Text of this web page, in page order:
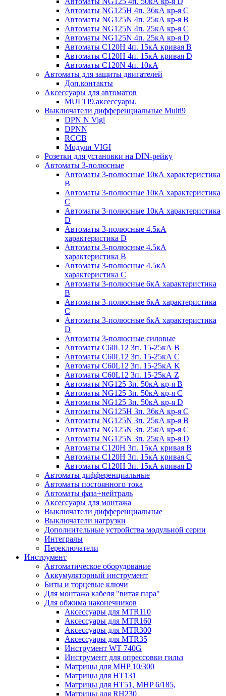
Автоматы NG125H 4п. 36кА кр-я C
Автоматы NG125N 4п. 25кА кр-я B
Автоматы NG125N 4п. 25кА кр-я C
Автоматы NG125N 4п. 25кА кр-я D
Автоматы С120H 4п. 15кА кривая B
Автоматы С120H 4п. 15кА кривая D
Автоматы С120N 4п. 10кА
Автоматы для защиты двигателей
Доп.контакты
Аксессуары для автоматов
MULTI9.аксессуары.
Выключатели дифференциальные Multi9
DPN N Vigi
DPNN
RCCB
Модули VIGI
Розетки для установки на DIN-рейку
Автоматы 3-полюсные
Автоматы 3-полюсные 10кА характеристика
B
Автоматы 3-полюсные 10кА характеристика
C
Автоматы 3-полюсные 10кА характеристика
D
Автоматы 3-полюсные 4.5кА
характеристика D
Автоматы 3-полюсные 4.5кА
характеристика В
Автоматы 3-полюсные 4.5кА
характеристика С
Автоматы 3-полюсные 6кА характеристика
B
Автоматы 3-полюсные 6кА характеристика
C
Автоматы 3-полюсные 6кА характеристика
D
Автоматы 3-полюсные силовые
Автоматы C60L12 3п. 15-25кА B
Автоматы C60L12 3п. 15-25кА C
Автоматы C60L12 3п. 15-25кА K
Автоматы C60L12 3п. 15-25кА Z
Автоматы NG125 3п. 50кА кр-я B
Автоматы NG125 3п. 50кА кр-я C
Автоматы NG125 3п. 50кА кр-я D
Автоматы NG125H 3п. 36кА кр-я C
Автоматы NG125N 3п. 25кА кр-я B
Автоматы NG125N 3п. 25кА кр-я C
Автоматы NG125N 3п. 25кА кр-я D
Автоматы С120Н 3п. 15кА кривая B
Автоматы С120Н 3п. 15кА кривая C
Автоматы С120Н 3п. 15кА кривая D
Автоматы дифференциальные
Автоматы постоянного тока
Автоматы фаза+нейтраль
Аксессуары для монтажа
Выключатели дифференциальные
Выключатели нагрузки
Дополнительные устройства модульной серии
Интегралы
Переключатели
Инструмент
Автоматическое оборудование
Аккумуляторный инструмент
Биты и торцевые ключи
Для монтажа кабеля "витая пара"
Для обжима наконечников
Аксессуары для MTR110
Аксессуары для MTR160
Аксессуары для MTR300
Аксессуары для MTR35
Инструмент WT 740G
Инструмент для опрессовки гильз
Матрицы для MHP 10/300
Матрицы для НТ131
Матрицы для НТ51, MHP 6/185,
Матрицы для RH230